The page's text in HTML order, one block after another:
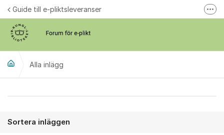
Hoppa till innehåll
Guide till e-pliktsleveranser
Alla inlägg
Sortera inläggen